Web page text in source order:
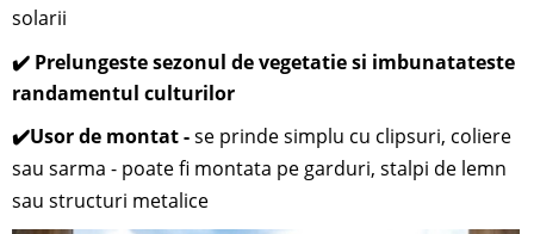
solarii
✔️ Prelungeste sezonul de vegetatie si imbunatateste
randamentul culturilor
✔️Usor de montat -se prinde simplu cu clipsuri, coliere
sau sarma - poate fi montata pe garduri, stalpi de lemn
sau structuri metalice